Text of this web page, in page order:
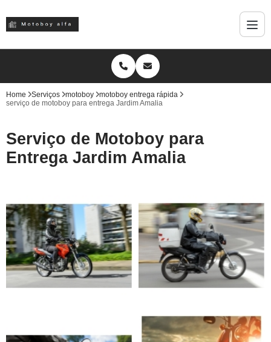
Home Serviços motoboy
motoboy entrega rápida
serviço de motoboy para entrega Jardim Amalia
Serviço de Motoboy para
Entrega Jardim Amalia